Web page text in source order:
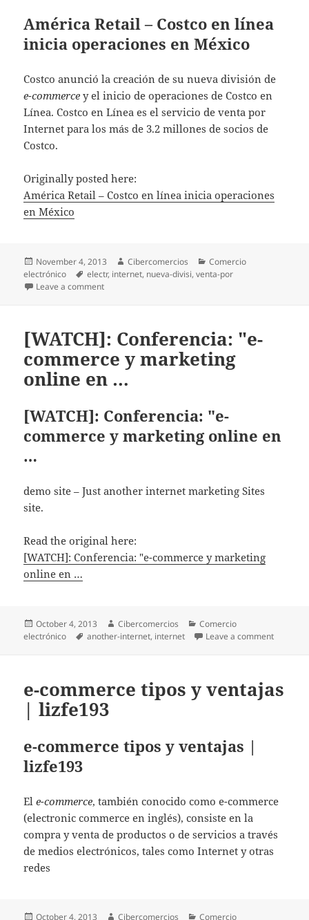
América Retail – Costco en línea
inicia operaciones en México
Costco anunció la creación de su nueva división de
e-commerce y el inicio de operaciones de Costco en
Línea. Costco en Línea es el servicio de venta por
Internet para los más de 3.2 millones de socios de
Costco.
Originally posted here:
América Retail – Costco en línea inicia operaciones
en México
Posted
on
November 4, 2013 Author
Cibercomercios Categories
Comercio
electrónico
Tags
electr, internet, nueva-divisi,venta-por
Leave a comment
[WATCH]: Conferencia: "e-
commerce y marketing
online en …
[WATCH]: Conferencia: "e-
commerce y marketing online en
…
demo site – Just another internet marketing Sites
site.
Read the original here:
[WATCH]: Conferencia: "e-commerce y marketing
online en …
Posted
on
October 4, 2013 Author
Cibercomercios Categories
Comercio
electrónico
Tags
another-internet, internet Leave a comment
e-commerce tipos y ventajas
| lizfe193
e-commerce tipos y ventajas |
lizfe193
Ele-commerce, también conocido como e-commerce
(electronic commerce en inglés), consiste en la
compra y venta de productos o de servicios a través
de medios electrónicos, tales como Internet y otras
redes
Posted
October 4, 2013 Author
Cibercomercios Categories
Comercio